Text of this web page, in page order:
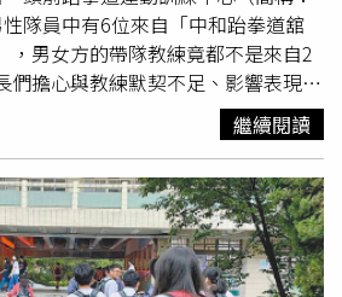
，今年卻是全數「自己想辦法」，
」。黃昱翔說，今年在雲林比賽，跆
，教練卻直到8月才告知得自行尋找
助1200元，但賽場附近的飯店早已
選手們無奈之下只好拉高預算，自掏
」。拳道女將羅嘉翎曾在奧運贏得銅
冠，今年將爭取第三面獎牌。（圖／
成為選手的一大難題，新北市府補助
西螺農工距離斗六火車站則是13公
距雲林高鐵站12公里，開車需15分
隊員中有6位來自「中和跆拳道舘
，男女方的帶隊教練竟都不是來自2
們擔心與教練默契不足、影響表現，
手在場上好好發揮。據了解，新北全
的議長盃選拔，男女方8個量級的冠
代表家鄉對戰全國好手，女性隊員包
翎、瑞士跆拳道公開賽金牌江宜珊、
等英雌，8人中有6位以頭前跆訓名義
門下。全運會在即，新北跆拳代表隊
江宜珊把握每一秒練習機會，希望能
繼續閱讀